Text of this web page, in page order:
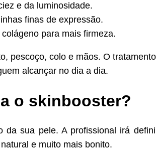
e da luminosidade.
finas de expressão.
para mais firmeza.
pescoço, colo e mãos. O
alcançar no dia a dia.
o skinbooster?
da sua pele. A profissional irá
e muito mais bonito.